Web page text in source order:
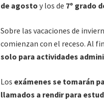
de agosto y los de 7º grado
Sobre las vacaciones de
comienzan con el receso. Al
solo para actividades
Los exámenes se tomarán
llamados a rendir para